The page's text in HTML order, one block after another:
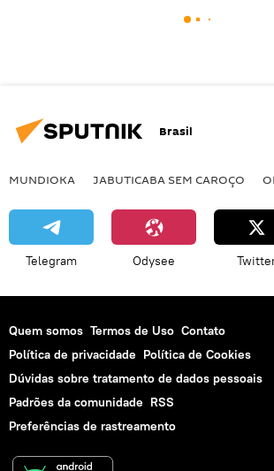
Brasil
MUNDIOKA JABUTICABA SEM CAROÇO
Telegram Odysee
Quem somos Termos de Uso Contato
Política de privacidade Política de Cookies
Dúvidas sobre tratamento de dados pessoais
Padrões da comunidade RSS
Preferências de rastreamento